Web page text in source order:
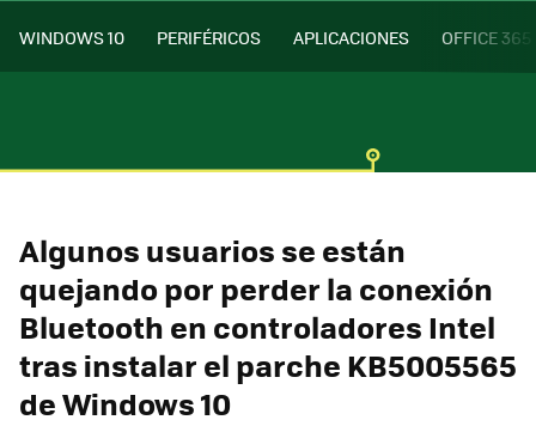
WINDOWS 10 PERIFÉRICOS APLICACIONES OFFICE 365
Algunos usuarios se están
quejando por perder la conexión
Bluetooth en controladores Intel
tras instalar el parche KB5005565
de Windows 10